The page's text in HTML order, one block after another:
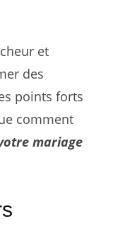
et
des
points forts
comment
mariage